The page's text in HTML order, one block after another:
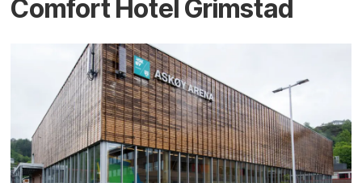
Comfort Hotel Grimstad